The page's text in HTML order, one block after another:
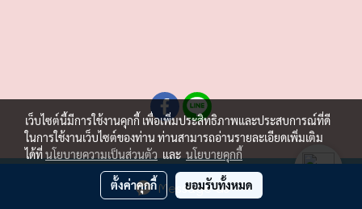
Message Us
ผู้เข้าชมวันนี้ 633
เว็บไซต์นี้มีการใช้งานคุกกี้ เพื่อเพิ่มประสิทธิภาพและประสบการณ์ที่ดี
ในการใช้งานเว็บไซต์ของท่าน ท่านสามารถอ่านรายละเอียดเพิ่มเติม
ได้ที่นโยบายความเป็นส่วนตัว และ นโยบายคุกกี้
ตั้งค่าคุกกี้ ยอมรับทั้งหมด